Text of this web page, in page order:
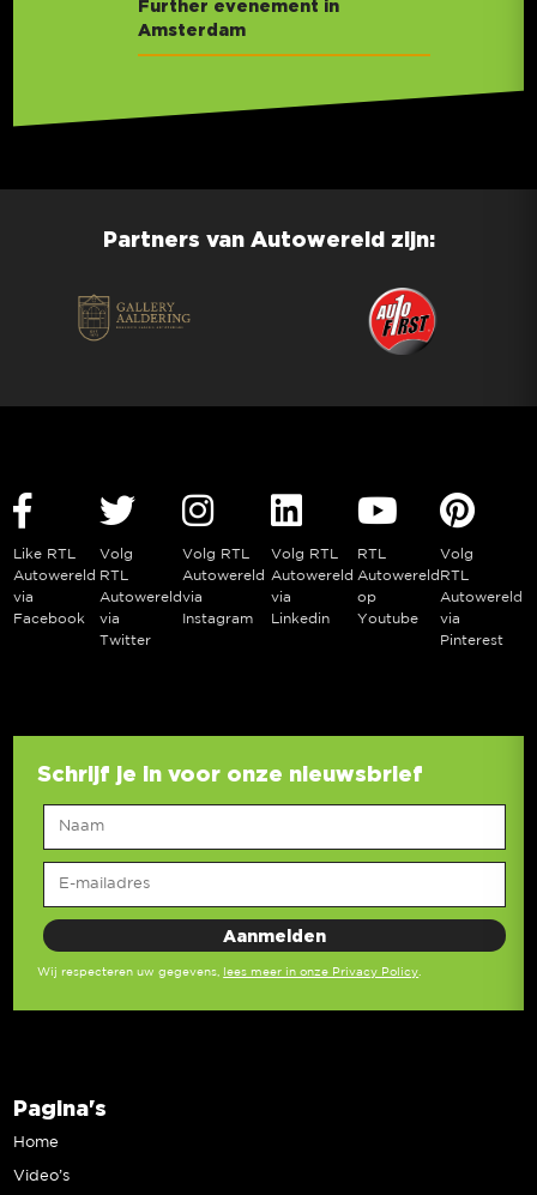
Further evenement in
Amsterdam
Partners van Autowereld zijn:
Like RTL
Autowereld
via
Facebook
Volg
RTL
Autowereld
via
Twitter
Volg RTL
Autowereld
via
Instagram
Volg RTL
Autowereld
via
Linkedin
RTL
Autowereld
op
Youtube
Volg
RTL
Autowereld
via
Pinterest
Schrijf je in voor onze nieuwsbrief
Wij respecteren uw gegevens, lees meer in onze Privacy Policy.
Pagina's
Home
Video’s